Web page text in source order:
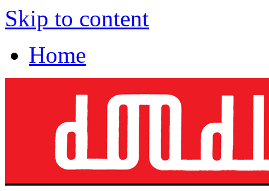
Skip to content
Home